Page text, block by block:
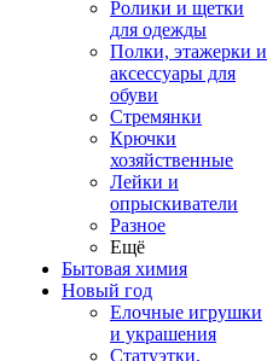
Ролики и щетки
для одежды
Полки, этажерки и
аксессуары для
обуви
Стремянки
Крючки
хозяйственные
Лейки и
опрыскиватели
Разное
Ещё
Бытовая химия
Новый год
Елочные игрушки
и украшения
Статуэтки,